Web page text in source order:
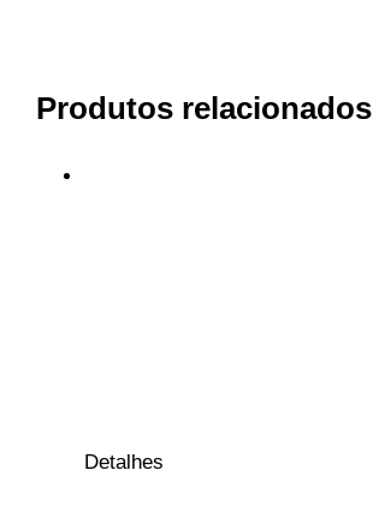
Produtos relacionados
Detalhes